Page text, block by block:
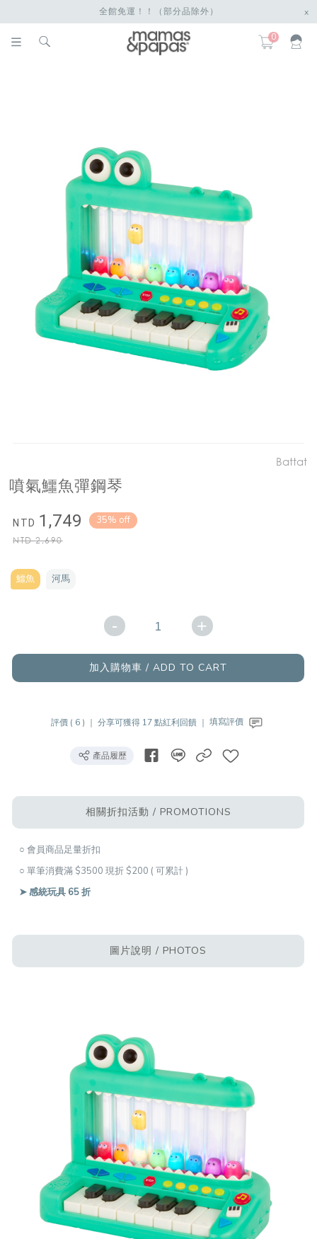
全館免運！！（部分品除外） x
0
Battat
噴氣鱷魚彈鋼琴
NTD 1,749
NTD2,690
35% off
鱷魚 河馬
- +
加入購物車 / ADD TO CART
評價 ( 6 ) ｜分享可獲得 17 點紅利回饋 ｜填寫評價
產品履歷
相關折扣活動 / PROMOTIONS
○ 會員商品足量折扣
○ 單筆消費滿 $3500 現折 $200 ( 可累計 )
➤ 感統玩具 65 折
圖片說明 / PHOTOS